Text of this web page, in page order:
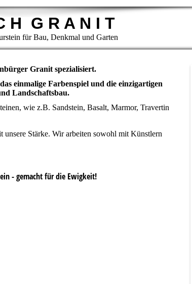
H G R A N I T
für Bau, Denkmal und Garten
Granit spezialisiert.
einmalige Farbenspiel und die einzigartigen
Landschaftsbau.
wie z.B. Sandstein, Basalt, Marmor, Travertin
Stärke. Wir arbeiten sowohl mit Künstlern
- gemacht für die Ewigkeit!